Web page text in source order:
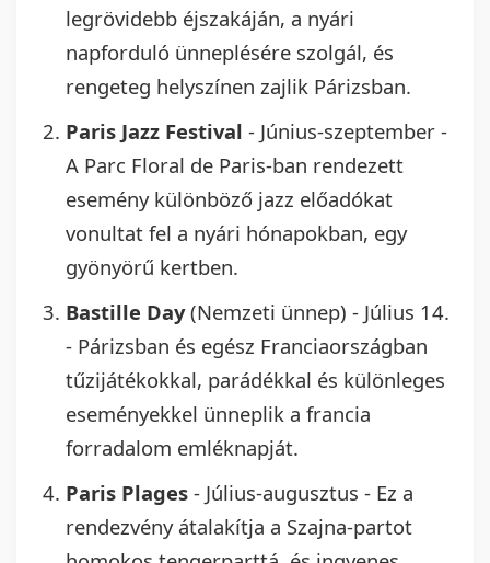
legrövidebb éjszakáján, a nyári
napforduló ünneplésére szolgál, és
rengeteg helyszínen zajlik Párizsban.
Paris Jazz Festival - Június-szeptember -
A Parc Floral de Paris-ban rendezett
esemény különböző jazz előadókat
vonultat fel a nyári hónapokban, egy
gyönyörű kertben.
Bastille Day(Nemzeti ünnep) - Július 14.
- Párizsban és egész Franciaországban
tűzijátékokkal, parádékkal és különleges
eseményekkel ünneplik a francia
forradalom emléknapját.
Paris Plages - Július-augusztus - Ez a
rendezvény átalakítja a Szajna-partot